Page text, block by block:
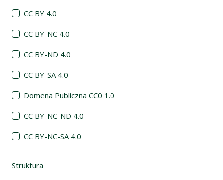
CC BY 4.0
CC BY-NC 4.0
CC BY-ND 4.0
CC BY-SA 4.0
Domena Publiczna CC0 1.0
CC BY-NC-ND 4.0
CC BY-NC-SA 4.0
Struktura